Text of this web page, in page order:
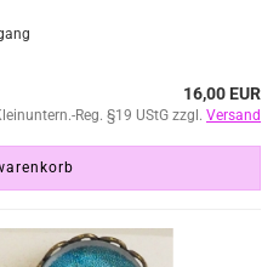
16,00 EUR
Reg. §19 UStG zzgl. Versand